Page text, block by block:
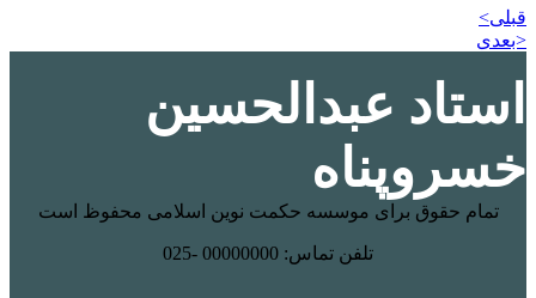
قبلی>
<بعدی
استاد عبدالحسین
خسروپناه
تمام حقوق برای موسسه حکمت نوین اسلامی محفوظ است
تلفن تماس: 00000000 -025